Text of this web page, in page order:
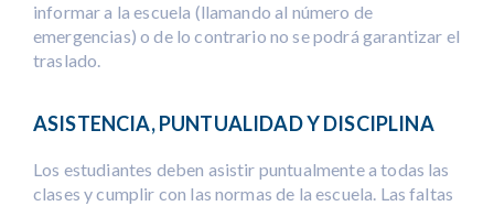
informar a la escuela (llamando al número de
emergencias) o de lo contrario no se podrá garantizar el
traslado.
ASISTENCIA, PUNTUALIDAD Y DISCIPLINA
Los estudiantes deben asistir puntualmente a todas las
clases y cumplir con las normas de la escuela. Las faltas